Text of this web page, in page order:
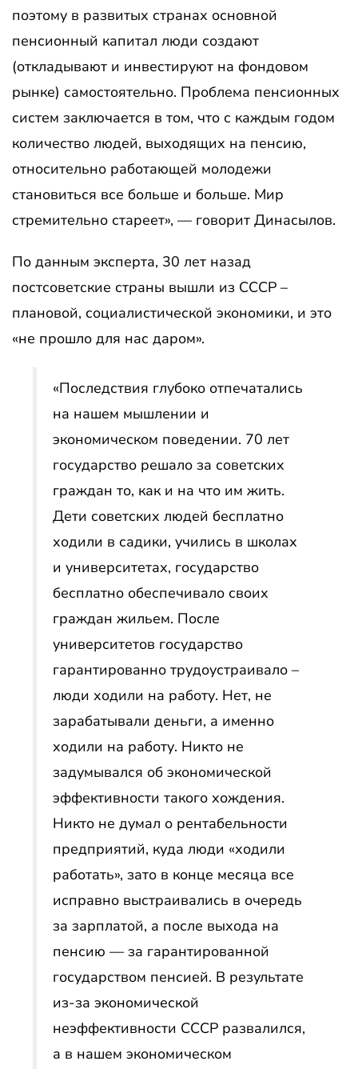
поэтому в развитых странах основной
пенсионный капитал люди создают
(откладывают и инвестируют на фондовом
рынке) самостоятельно. Проблема пенсионных
систем заключается в том, что с каждым годом
количество людей, выходящих на пенсию,
относительно работающей молодежи
становиться все больше и больше. Мир
стремительно стареет», — говорит Динасылов.
По данным эксперта, 30 лет назад
постсоветские страны вышли из СССР –
плановой, социалистической экономики, и это
«не прошло для нас даром».
«Последствия глубоко отпечатались
на нашем мышлении и
экономическом поведении. 70 лет
государство решало за советских
граждан то, как и на что им жить.
Дети советских людей бесплатно
ходили в садики, учились в школах
и университетах, государство
бесплатно обеспечивало своих
граждан жильем. После
университетов государство
гарантированно трудоустраивало –
люди ходили на работу. Нет, не
зарабатывали деньги, а именно
ходили на работу. Никто не
задумывался об экономической
эффективности такого хождения.
Никто не думал о рентабельности
предприятий, куда люди «ходили
работать», зато в конце месяца все
исправно выстраивались в очередь
за зарплатой, а после выхода на
пенсию — за гарантированной
государством пенсией. В результате
из-за экономической
неэффективности СССР развалился,
а в нашем экономическом